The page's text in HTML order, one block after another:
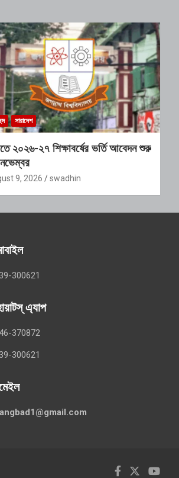
সারাদেশ
২০২৬-২৭ শিক্ষাবর্ষের ভর্তি আবেদন শুরু
9, 2026 swadhin
300621
এ্যাপ
370872
300621